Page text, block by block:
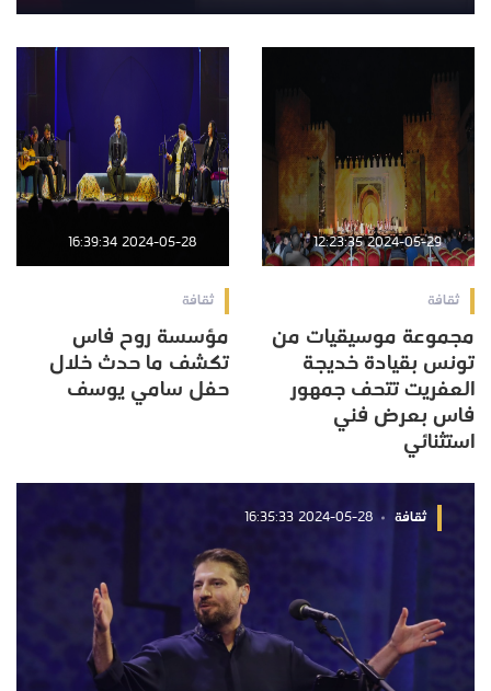
2024-05-29 12:23:35
ثقافة
مجموعة موسيقيات من
تونس بقيادة خديجة
العفريت تتحف جمهور
فاس بعرض فني
استثنائي
2024-05-28 16:39:34
ثقافة
مؤسسة روح فاس
تكشف ما حدث خلال
حفل سامي يوسف
ثقافة 2024-05-28 16:35:33